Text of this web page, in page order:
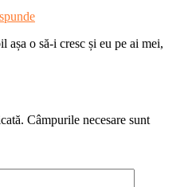
așa o să-i cresc și eu pe ai mei,
Câmpurile necesare sunt